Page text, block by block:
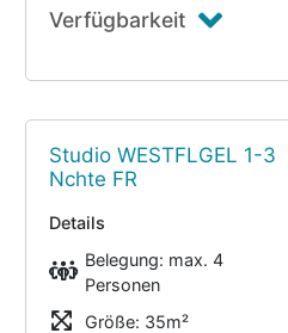
Verfügbarkeit
Studio WESTFLGEL 1-3
Nchte FR
Details
Belegung: max. 4
Personen
Größe: 35m²